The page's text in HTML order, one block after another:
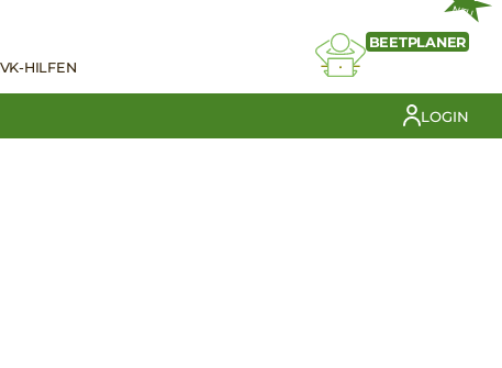
VK-HILFEN
NEU
BEETPLANER
LOGIN